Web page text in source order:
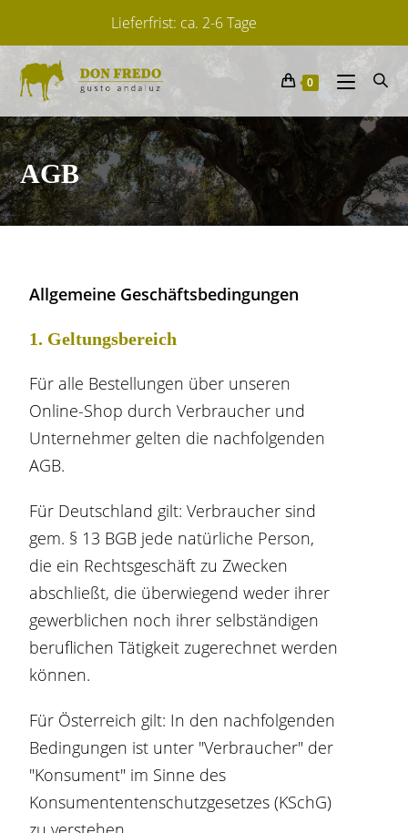
Lieferfrist: ca. 2-6 Tage
Von spanischen Herstellern
14 Tage Widerrufsrecht für Verbraucher.
0
AGB
Allgemeine Geschäftsbedingungen
1. Geltungsbereich
Für alle Bestellungen über unseren
Online-Shop durch Verbraucher und
Unternehmer gelten die nachfolgenden
AGB.
Für Deutschland gilt: Verbraucher sind
gem. § 13 BGB jede natürliche Person,
die ein Rechtsgeschäft zu Zwecken
abschließt, die überwiegend weder ihrer
gewerblichen noch ihrer selbständigen
beruflichen Tätigkeit zugerechnet werden
können.
Für Österreich gilt: In den nachfolgenden
Bedingungen ist unter "Verbraucher" der
"Konsument" im Sinne des
Konsumententenschutzgesetzes (KSchG)